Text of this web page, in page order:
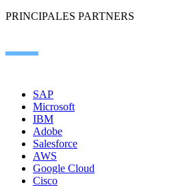
PRINCIPALES PARTNERS
SAP
Microsoft
IBM
Adobe
Salesforce
AWS
Google Cloud
Cisco